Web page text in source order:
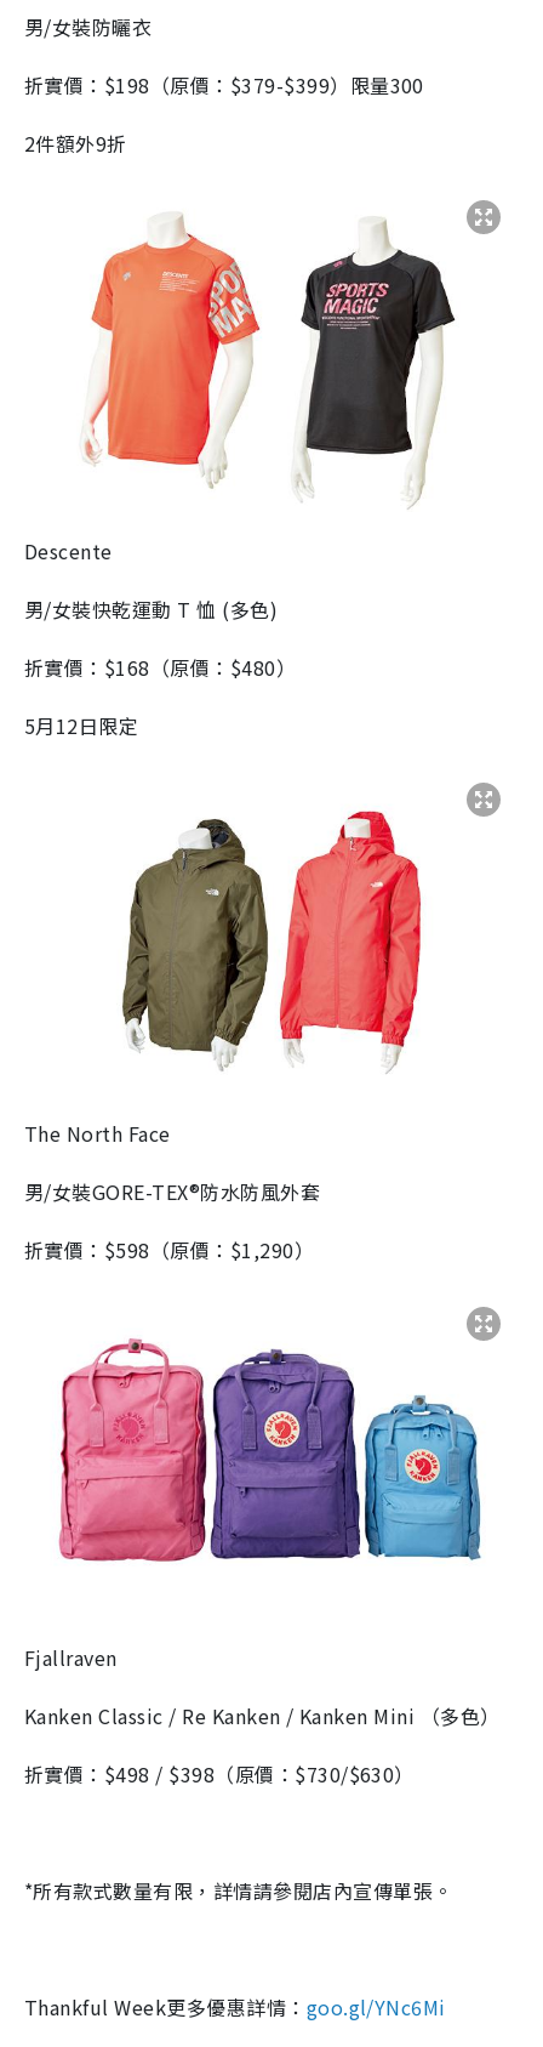
男/女裝防曬衣
折實價：$198（原價：$379-$399）限量300
2件額外9折
Descente
男/女裝快乾運動 T 恤 (多色)
折實價：$168（原價：$480）
5月12日限定
The North Face
男/女裝GORE-TEX®防水防風外套
折實價：$598（原價：$1,290）
Fjallraven
Kanken Classic / Re Kanken / Kanken Mini （多色）
折實價：$498 / $398（原價：$730/$630）
*所有款式數量有限，詳情請參閱店內宣傳單張。
Thankful Week更多優惠詳情： goo.gl/YNc6Mi